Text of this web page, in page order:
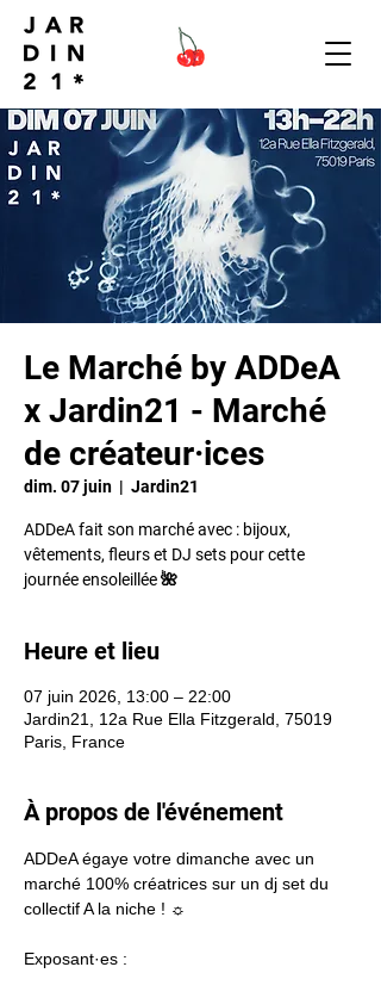
Le Marché by ADDeA
x Jardin21 - Marché
de créateur·ices
dim. 07 juin
  |
Jardin21
ADDeA fait son marché avec : bijoux,
vêtements, fleurs et DJ sets pour cette
journée ensoleillée 🌺
Heure et lieu
07 juin 2026, 13:00 – 22:00
Jardin21, 12a Rue Ella Fitzgerald, 75019
Paris, France
À propos de l'événement
ADDeA égaye votre dimanche avec un
marché 100% créatrices sur un dj set du
collectif A la niche ! ☼
Exposant·es :